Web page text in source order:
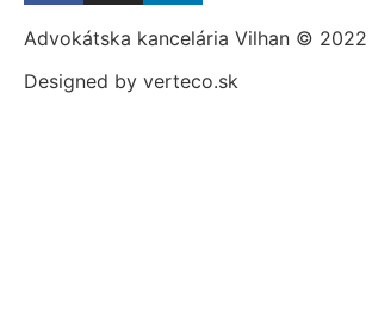
Advokátska kancelária Vilhan ©
Designed by verteco.sk